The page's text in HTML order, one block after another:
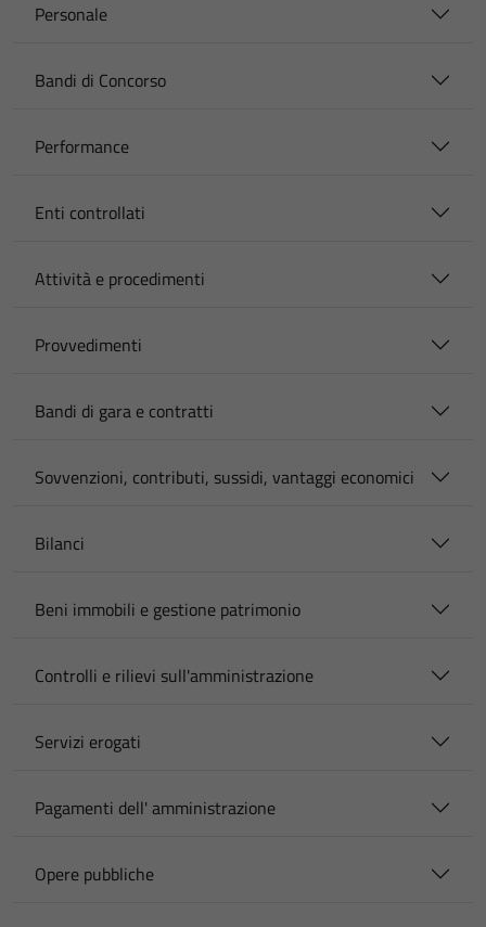
Personale
Bandi di Concorso
Performance
Enti controllati
Attività e procedimenti
Provvedimenti
Bandi di gara e contratti
Sovvenzioni, contributi, sussidi, vantaggi economici
Bilanci
Beni immobili e gestione patrimonio
Controlli e rilievi sull'amministrazione
Servizi erogati
Pagamenti dell' amministrazione
Opere pubbliche